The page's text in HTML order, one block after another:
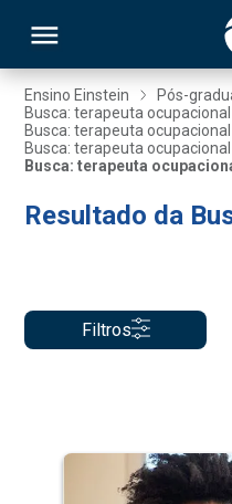
Ensino Einstein Pós-
Busca: terapeuta ocupacional
Busca: terapeuta ocupacional
Busca: terapeuta ocupacional
Busca: terapeuta
Resultado da
Filtros